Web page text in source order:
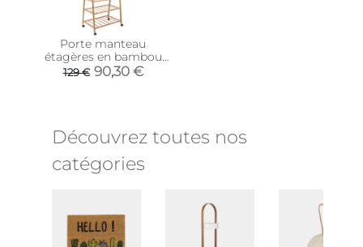
Porte manteau
étagères en bambou
Native
129 € 90,30 €
Découvrez toutes nos
catégories